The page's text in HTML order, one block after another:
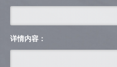
详情内容：